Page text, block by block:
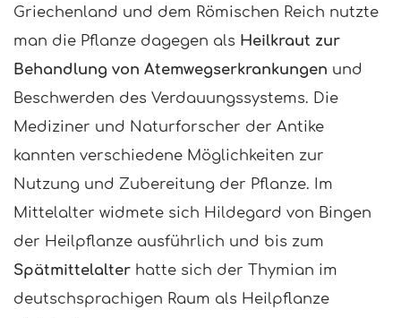
Griechenland und dem Römischen Reich nutzte
man die Pflanze dagegen als Heilkraut zur
Behandlung von Atemwegserkrankungen und
Beschwerden des Verdauungssystems. Die
Mediziner und Naturforscher der Antike
kannten verschiedene Möglichkeiten zur
Nutzung und Zubereitung der Pflanze. Im
Mittelalter widmete sich Hildegard von Bingen
der Heilpflanze ausführlich und bis zum
Spätmittelalter hatte sich der Thymian im
deutschsprachigen Raum als Heilpflanze